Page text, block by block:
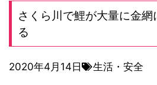
さくら川で鯉が大量に金
る
2020年4月14日 生活・安全